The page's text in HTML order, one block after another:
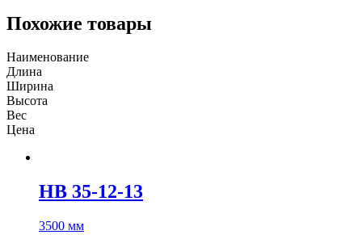
Похожие товары
Наименование
Длина
Ширина
Высота
Вес
Цена
НВ 35-12-13
3500 мм